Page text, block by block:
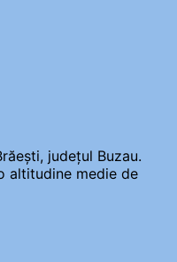
județul Buzau.
altitudine medie de